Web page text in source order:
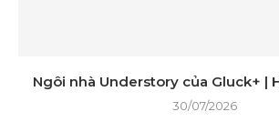
Ngôi nhà Understory của Gluck+ |
30/07/2026